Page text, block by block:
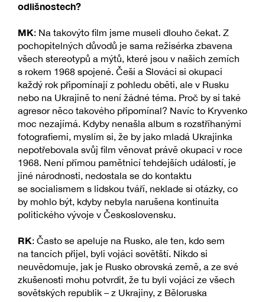
odlišnostech?
MK: Na takovýto film jsme museli dlouho čekat. Z
pochopitelných důvodů je sama režisérka zbavena
všech stereotypů a mýtů, které jsou v našich zemích
s rokem 1968 spojené. Češi a Slováci si okupaci
každý rok připomínají z pohledu oběti, ale v Rusku
nebo na Ukrajině to není žádné téma. Proč by si také
agresor něco takového připomínal? Navíc to Kryvenko
moc nezajímá. Kdyby nenašla album s rozstříhanými
fotografiemi, myslím si, že by jako mladá Ukrajinka
nepotřebovala svůj film věnovat právě okupaci v roce
1968. Není přímou pamětnicí tehdejších událostí, je
jiné národnosti, nedostala se do kontaktu
se socialismem s lidskou tváří, neklade si otázky, co
by mohlo být, kdyby nebyla narušena kontinuita
politického vývoje v Československu.
RK: Často se apeluje na Rusko, ale ten, kdo sem
na tancích přijel, byli vojáci sovětští. Nikdo si
neuvědomuje, jak je Rusko obrovská země, a ze své
zkušenosti mohu potvrdit, že tu byli vojáci ze všech
sovětských republik – z Ukrajiny, z Běloruska